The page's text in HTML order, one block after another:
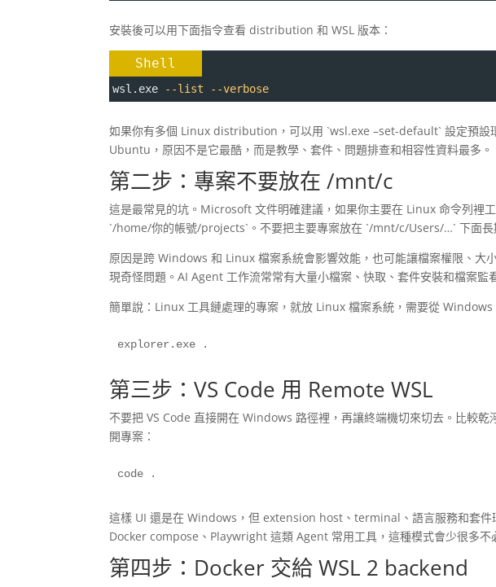
安裝後可以用下面指令查看 distribution 和 WSL 版本：
Shell
wsl.exe --list --verbose
如果你有多個 Linux distribution，可以用 `wsl.exe –set-default` 設定預設
Ubuntu，原因不是它最酷，而是教學、套件、問題排查和相容性資料最多。
第二步：專案不要放在 /mnt/c
這是最常見的坑。Microsoft 文件明確建議，如果你主要在 Linux 命令列裡
`/home/你的帳號/projects`。不要把主要專案放在 `/mnt/c/Users/…` 下面長
原因是跨 Windows 和 Linux 檔案系統會影響效能，也可能讓檔案權限、
現奇怪問題。AI Agent 工作流常常有大量小檔案、快取、套件安裝和檔案監
簡單說：Linux 工具鏈處理的專案，就放 Linux 檔案系統，需要從 Windows
explorer.exe .
第三步：VS Code 用 Remote WSL
不要把 VS Code 直接開在 Windows 路徑裡，再讓終端機切來切去。比較乾
開專案：
code .
這樣 UI 還是在 Windows，但 extension host、terminal、語言服務和套件
Docker compose、Playwright 這類 Agent 常用工具，這種模式會少很多不
第四步：Docker 交給 WSL 2 backend